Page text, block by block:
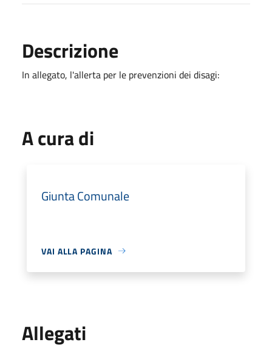
Descrizione
In allegato, l'allerta per le prevenzioni dei disagi:
A cura di
Giunta Comunale
VAI ALLA PAGINA
Allegati